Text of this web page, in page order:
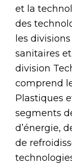
et la
des
les
sanitaires
division
comprend
Plastiques
segments
d’énergie,
de